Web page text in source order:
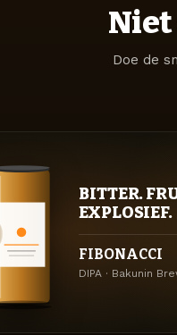
Niet
Doe de
BITTER.
EXPLOSIEF.
FIBONACCI
DIPA · Bakunin